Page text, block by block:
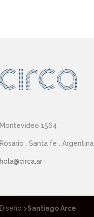
Montevideo 1564
Rosario . Santa fe . Argentina
hola@circa.ar
Diseño >Santiago Arce